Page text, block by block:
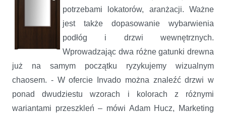
potrzebami lokatorów, aranżacji. Ważne
jest także dopasowanie wybarwienia
podłóg i drzwi wewnętrznych.
Wprowadzając dwa różne gatunki drewna
już na samym początku ryzykujemy wizualnym
chaosem. - W ofercie Invado można znaleźć drzwi w
ponad dwudziestu wzorach i kolorach z różnymi
wariantami przeszkleń – mówi Adam Hucz, Marketing